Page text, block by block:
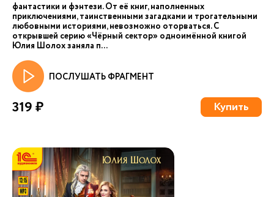
фантастики и фэнтези. От её книг, наполненных
приключениями, таинственными загадками и трогательными
любовными историями, невозможно оторваться. С
открывшей серию «Чёрный сектор» одноимённой книгой
Юлия Шолох заняла п...
ПОСЛУШАТЬ ФРАГМЕНТ
319 ₽ Купить